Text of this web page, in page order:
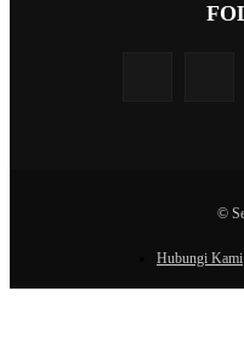
©
Hubungi Kami